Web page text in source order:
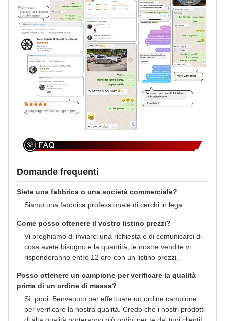
Domande frequenti
Siete una fabbrica o una società commerciale?
Siamo una fabbrica professionale di cerchi in lega.
Come posso ottenere il vostro listino prezzi?
Vi preghiamo di inviarci una richiesta e di comunicarci di
cosa avete bisogno e la quantità, le nostre vendite vi
risponderanno entro 12 ore con un listino prezzi.
Posso ottenere un campione per verificare la qualità
prima di un ordine di massa?
Sì, puoi. Benvenuto per effettuare un ordine campione
per verificare la nostra qualità. Credo che i nostri prodotti